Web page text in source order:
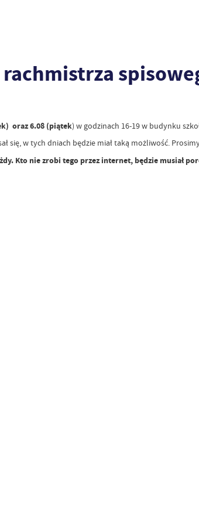
oraz 6.08 (piątek) w godzinach 16-19 w budynku
się, w tych dniach będzie miał taką możliwość.
Kto nie zrobi tego przez internet, będzie musiał